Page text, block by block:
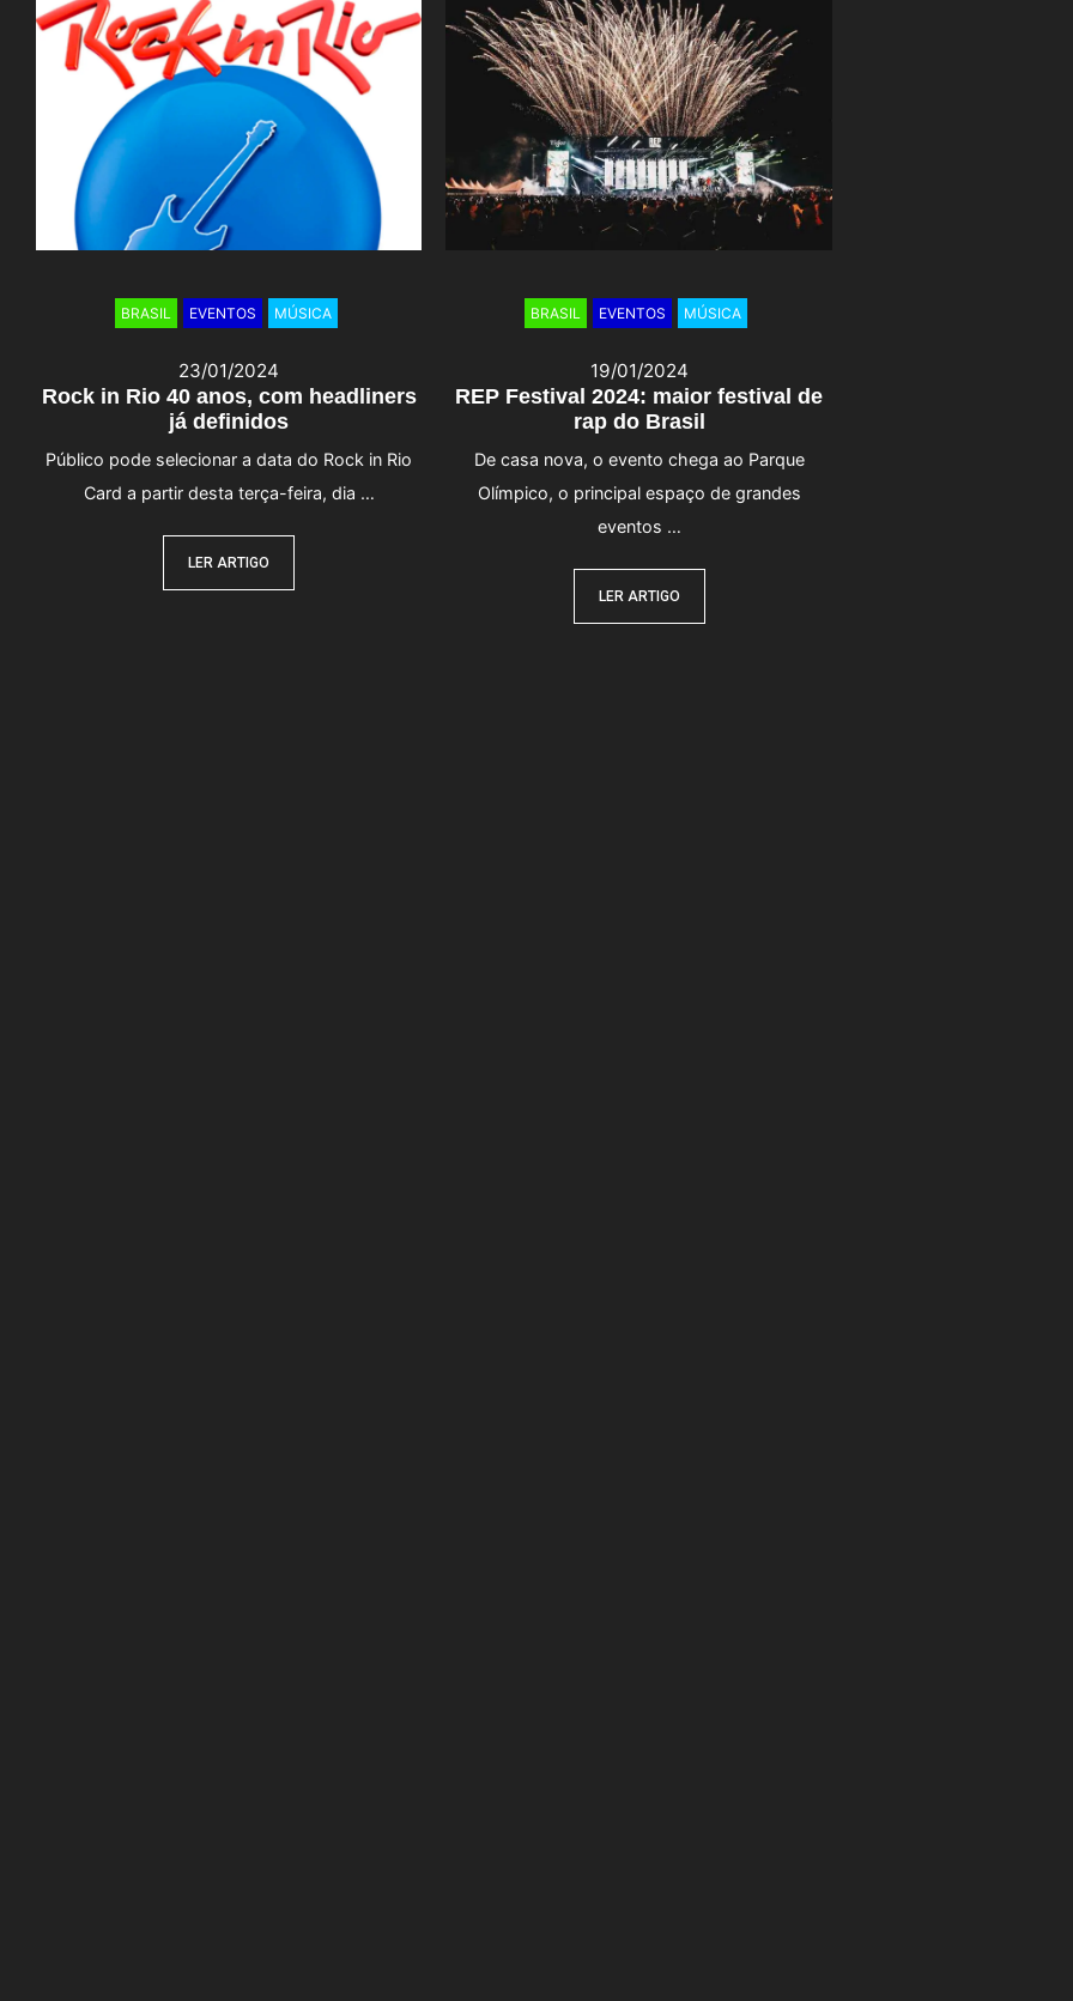
Rock in Rio 40 anos, com headliners
já definidos
23/01/2024
Público pode selecionar a data do Rock in Rio
Card a partir desta terça-feira, dia …
LER ARTIGO
BRASIL EVENTOS MÚSICA
REP Festival 2024: maior festival de
rap do Brasil
19/01/2024
De casa nova, o evento chega ao Parque
Olímpico, o principal espaço de grandes
eventos …
LER ARTIGO
BRASIL EVENTOS MÚSICA